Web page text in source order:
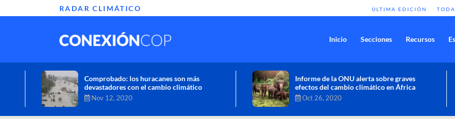
RADAR CLIMÁTICO ÚLTIMA EDICIÓN
Inicio Secciones Recursos
Informe de la ONU alerta sobre graves
efectos del cambio climático en África
Oct 26, 2020
Comisión de Alto Nivel de Cambio
Climático aprueba nueva ambición
climática del Perú
Dic 16, 2020